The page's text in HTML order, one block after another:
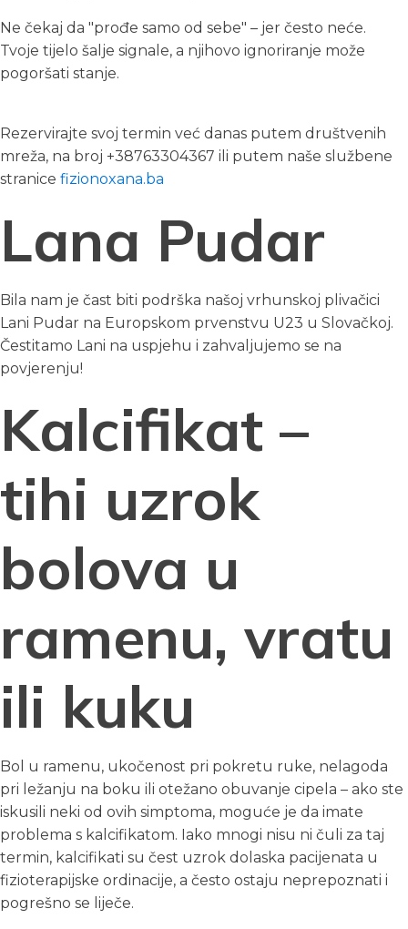
Ne čekaj da "prođe samo od sebe" – jer često neće.
Tvoje tijelo šalje signale, a njihovo ignoriranje može
pogoršati stanje.
Rezervirajte svoj termin već danas putem društvenih
mreža, na broj +38763304367 ili putem naše službene
stranice fizionoxana.ba
Lana Pudar
Bila nam je čast biti podrška našoj vrhunskoj plivačici
Lani Pudar na Europskom prvenstvu U23 u Slovačkoj.
Čestitamo Lani na uspjehu i zahvaljujemo se na
povjerenju!
Kalcifikat –
tihi uzrok
bolova u
ramenu, vratu
ili kuku
Bol u ramenu, ukočenost pri pokretu ruke, nelagoda
pri ležanju na boku ili otežano obuvanje cipela – ako ste
iskusili neki od ovih simptoma, moguće je da imate
problema s kalcifikatom. Iako mnogi nisu ni čuli za taj
termin, kalcifikati su čest uzrok dolaska pacijenata u
fizioterapijske ordinacije, a često ostaju neprepoznati i
pogrešno se liječe.